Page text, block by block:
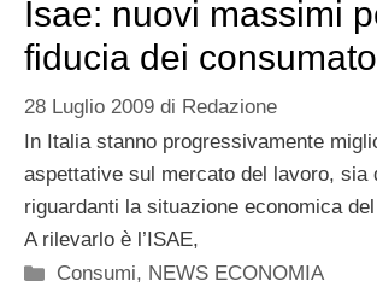
Isae: nuovi massimi
fiducia dei
28 Luglio 2009 di Redazione
In Italia stanno progressivamente
aspettative sul mercato del lavoro, sia
riguardanti la situazione economica
A rilevarlo è l’ISAE,
Categorie
Consumi, NEWS ECONOMIA